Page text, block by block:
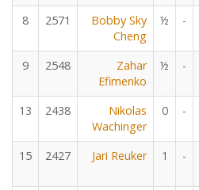
8 2571
Bobby Sky
Cheng
½ -
9 2548
Zahar
Efimenko
½ -
13 2438
Nikolas
Wachinger
0 -
15 2427 Jari Reuker 1 -